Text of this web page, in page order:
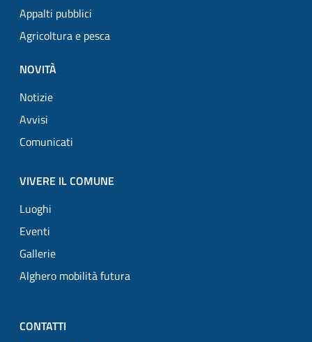
Appalti pubblici
Agricoltura e pesca
NOVITÀ
Notizie
Avvisi
Comunicati
VIVERE IL COMUNE
Luoghi
Eventi
Gallerie
Alghero mobilità futura
CONTATTI